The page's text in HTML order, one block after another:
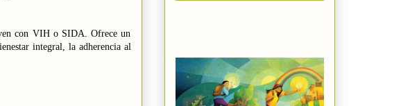
con VIH o SIDA. Ofrece un
integral, la adherencia al